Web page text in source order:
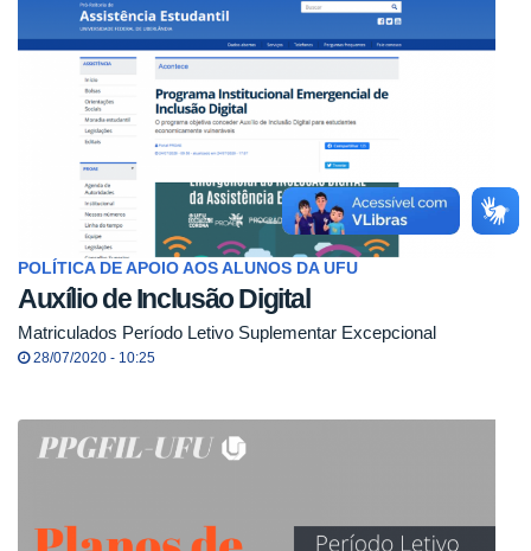
POLÍTICA DE APOIO AOS ALUNOS DA UFU
Auxílio de Inclusão Digital
Matriculados Período Letivo Suplementar Excepcional
28/07/2020 - 10:25